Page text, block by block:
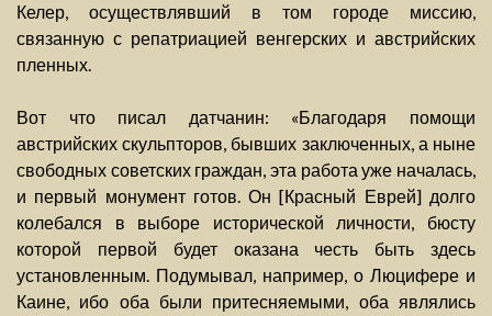
Келер, осуществлявший в том городе миссию,
связанную с репатриацией венгерских и австрийских
пленных.
Вот что писал датчанин: «Благодаря помощи
австрийских скульпторов, бывших заключенных, а ныне
свободных советских граждан, эта работа уже началась,
и первый монумент готов. Он [Красный Еврей] долго
колебался в выборе исторической личности, бюсту
которой первой будет оказана честь быть здесь
установленным. Подумывал, например, о Люцифере и
Каине, ибо оба были притесняемыми, оба являлись